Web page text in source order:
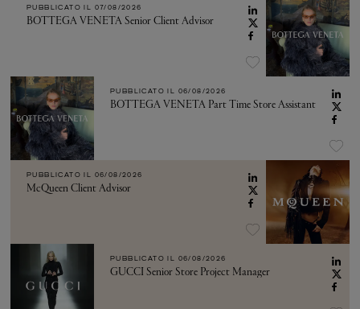
PUBBLICATO IL 07/08/2026
BOTTEGA VENETA Senior Client Advisor
PUBBLICATO IL 06/08/2026
BOTTEGA VENETA Part Time Store Assistant
PUBBLICATO IL 06/08/2026
McQueen Client Advisor
PUBBLICATO IL 06/08/2026
GUCCI Senior Store Project Manager